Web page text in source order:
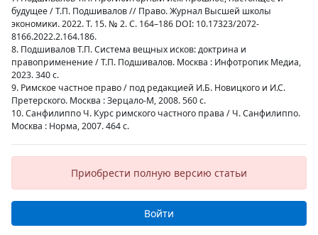
будущее / Т.П. Подшивалов // Право. Журнал Высшей школы
экономики. 2022. Т. 15. № 2. С. 164–186 DOI: 10.17323/2072-
8166.2022.2.164.186.
8. Подшивалов Т.П. Система вещных исков: доктрина и
правоприменение / Т.П. Подшивалов. Москва : Инфотропик Медиа,
2023. 340 с.
9. Римское частное право / под редакцией И.Б. Новицкого и И.С.
Претерского. Москва : Зерцало-М, 2008. 560 с.
10. Санфилиппо Ч. Курс римского частного права / Ч. Санфилиппо.
Москва : Норма, 2007. 464 с.
Приобрести полную версию статьи
Войти